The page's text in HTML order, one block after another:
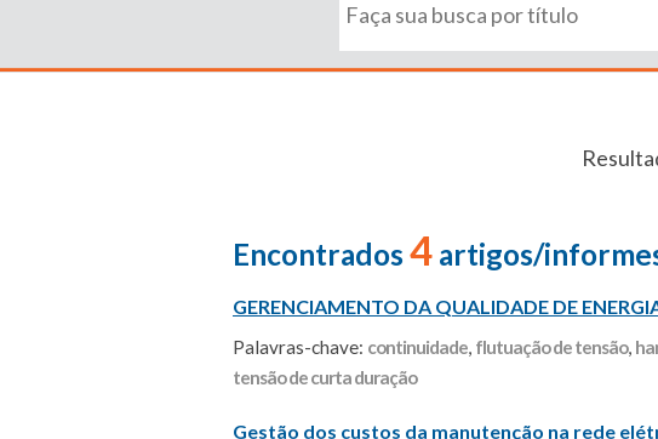
Encontrados 4 artigos/
GERENCIAMENTO DA QUALIDADE DE
Palavras-chave: continuidade, flutuação de tensão,
tensão de curta duração
Gestão dos custos da manutenção na rede